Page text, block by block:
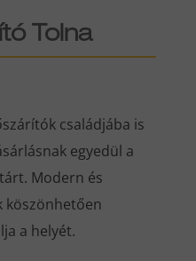
Tolna
családjába is
egyedül a
Modern és
köszönhetően
a helyét.